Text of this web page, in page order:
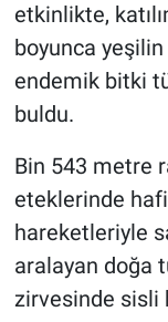
etkinlikte,
boyunca yeşilin
endemik bitki
buldu.
Bin 543 metre
eteklerinde
hareketleriyle
aralayan doğa
zirvesinde sisli